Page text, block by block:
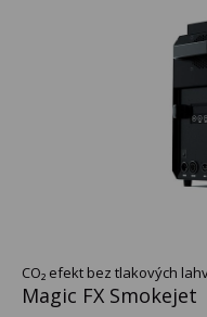
CO₂ efekt bez tlakových
Magic FX Smokejet